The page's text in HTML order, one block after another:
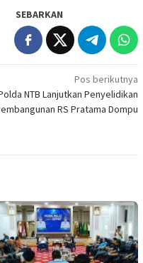
SEBARKAN
Pos berikutnya
NTB Lanjutkan Penyelidikan
RS Pratama Dompu